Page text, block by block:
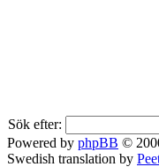
Sök efter:
Powered by phpBB ©
Swedish translation by